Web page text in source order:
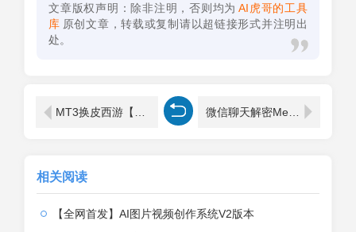
文章版权声明：除非注明，否则均为 AI虎哥的工具
库 原创文章，转载或复制请以超链接形式并注明出
处。
相关阅读
【全网首发】AI图片视频创作系统V2版本